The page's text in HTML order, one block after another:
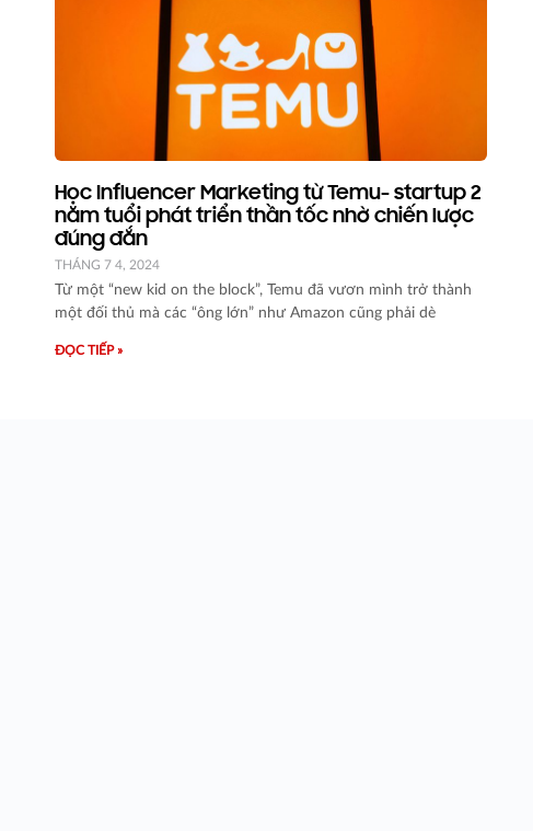
Học Influencer Marketing từ Temu- startup 2
năm tuổi phát triển thần tốc nhờ chiến lược
đúng đắn
THÁNG 7 4, 2024
Từ một “new kid on the block”, Temu đã vươn mình trở thành
một đối thủ mà các “ông lớn” như Amazon cũng phải dè
ĐỌC TIẾP »